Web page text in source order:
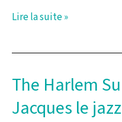
« The
de
l’Album
Lire la suite »
The Harlem
Jacques le